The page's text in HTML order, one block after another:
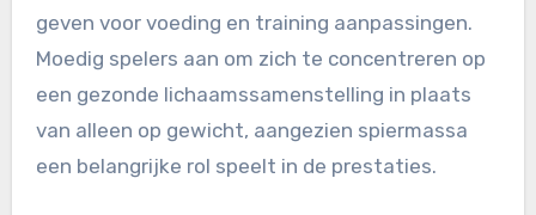
geven voor voeding en training aanpassingen.
Moedig spelers aan om zich te concentreren op
een gezonde lichaamssamenstelling in plaats
van alleen op gewicht, aangezien spiermassa
een belangrijke rol speelt in de prestaties.